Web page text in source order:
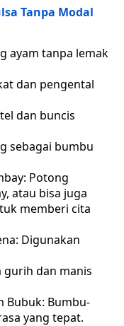
Tanpa Modal
ayam tanpa lemak
dan pengental
dan buncis
sebagai bumbu
Potong
atau bisa juga
memberi cita
Digunakan
gurih dan manis
Bubuk: Bumbu-
yang tepat.